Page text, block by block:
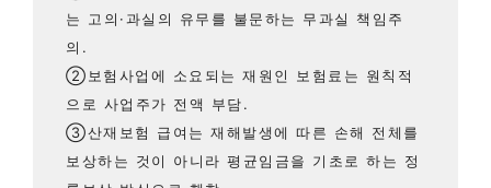
는 고의·과실의 유무를 불문하는 무과실 책임주
의.
②보험사업에 소요되는 재원인 보험료는 원칙적
으로 사업주가 전액 부담.
③산재보험 급여는 재해발생에 따른 손해 전체를
보상하는 것이 아니라 평균임금을 기초로 하는 정